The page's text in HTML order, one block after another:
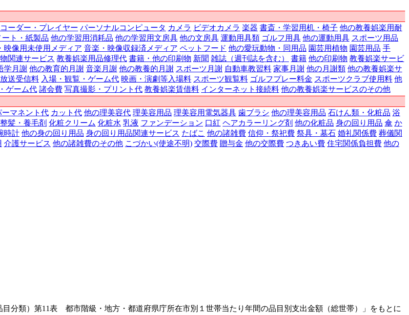
ーダー・プレイヤー パーソナルコンピュータ カメラ ビデオカメラ 楽器 書斎・学習用机・椅子 他の教養娯楽用耐
ート・紙製品 他の学習用消耗品 他の学習用文房具 他の文房具 運動用具類 ゴルフ用具 他の運動用具 スポーツ用品
映像用未使用メディア 音楽・映像収録済メディア ペットフード 他の愛玩動物・同用品 園芸用植物 園芸用品 手
関連サービス 教養娯楽用品修理代 書籍・他の印刷物 新聞 雑誌（週刊誌を含む） 書籍 他の印刷物 教養娯楽サービ
学月謝 他の教育的月謝 音楽月謝 他の教養的月謝 スポーツ月謝 自動車教習料 家事月謝 他の月謝類 他の教養娯楽サ
送受信料 入場・観覧・ゲーム代 映画・演劇等入場料 スポーツ観覧料 ゴルフプレー料金 スポーツクラブ使用料 他
ゲーム代 諸会費 写真撮影・プリント代 教養娯楽賃借料 インターネット接続料 他の教養娯楽サービスのその他
ーマネント代 カット代 他の理美容代 理美容用品 理美容用電気器具 歯ブラシ 他の理美容用品 石けん類・化粧品 浴
整髪・養毛剤 化粧クリーム 化粧水 乳液 ファンデーション 口紅 ヘアカラーリング剤 他の化粧品 身の回り用品 傘 か
時計 他の身の回り用品 身の回り用品関連サービス たばこ 他の諸雑費 信仰・祭祀費 祭具・墓石 婚礼関係費 葬儀関
介護サービス 他の諸雑費のその他 こづかい(使途不明) 交際費 贈与金 他の交際費 つきあい費 住宅関係負担費 他の
目分類）第11表 都市階級・地方・都道府県庁所在市別１世帯当たり年間の品目別支出金額（総世帯）」をもとに